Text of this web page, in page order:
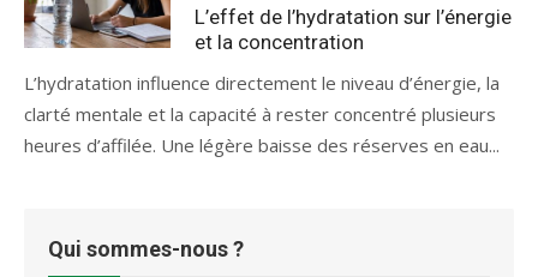
le
L’effet de l’hydratation sur l’énergie
et la concentration
L’hydratation influence directement le niveau d’énergie, la
clarté mentale et la capacité à rester concentré plusieurs
heures d’affilée. Une légère baisse des réserves en eau...
Qui sommes-nous ?